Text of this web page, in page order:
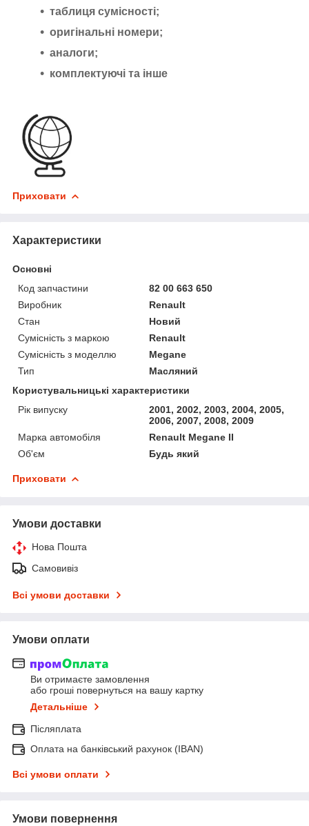
таблиця сумісності;
оригінальні номери;
аналоги;
комплектуючі та інше
Приховати
Характеристики
Основні
Код запчастини
82 00 663 650
Виробник
Renault
Стан
Новий
Сумісність з маркою
Renault
Сумісність з моделлю
Megane
Тип
Масляний
Користувальницькі характеристики
Рік випуску
2001, 2002, 2003, 2004, 2005,
2006, 2007, 2008, 2009
Марка автомобіля
Renault Megane II
Об'єм
Будь який
Приховати
Умови доставки
Нова Пошта
Самовивіз
Всі умови доставки
Умови оплати
Ви отримаєте замовлення
або гроші повернуться на вашу картку
Детальніше
Післяплата
Оплата на банківський рахунок (IBAN)
Всі умови оплати
Умови повернення